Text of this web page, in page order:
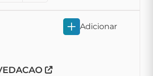
Adicionar